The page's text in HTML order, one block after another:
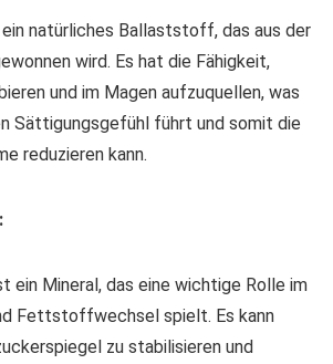
ein natürliches Ballaststoff, das aus der
wird. Es hat die Fähigkeit,
und im Magen aufzuquellen, was
Sättigungsgefühl führt und somit die
reduzieren kann.
ein Mineral, das eine wichtige Rolle im
Fettstoffwechsel spielt. Es kann
zu stabilisieren und